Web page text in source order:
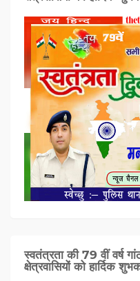
स्वतंत्रता की 79 वीं वर्ष
क्षेत्रवासियों को हार्दिक